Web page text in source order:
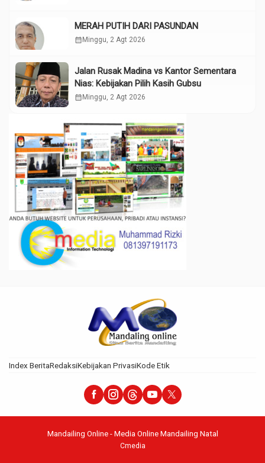
MERAH PUTIH DARI PASUNDAN
calendar_month Minggu, 2 Agt 2026
Jalan Rusak Madina vs Kantor Sementara
Nias: Kebijakan Pilih Kasih Gubsu
calendar_month Minggu, 2 Agt 2026
Index BeritaRedaksiKebijakan PrivasiKode Etik
Mandailing Online - Media Online Mandailing Natal
Cmedia